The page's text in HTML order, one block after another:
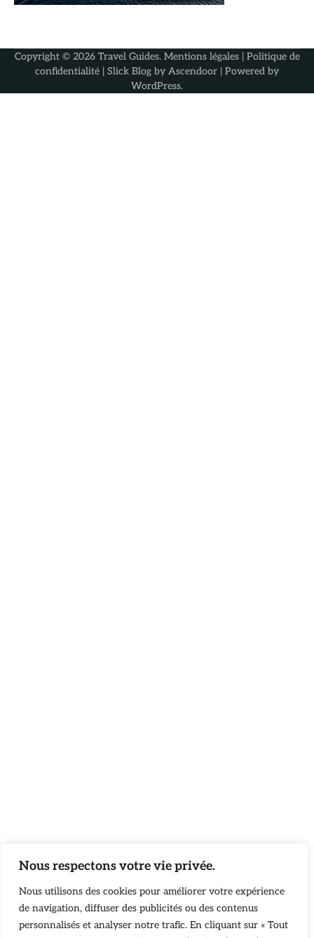
Nous respectons votre vie privée.
Nous utilisons des cookies pour améliorer votre expérience
de navigation, diffuser des publicités ou des contenus
personnalisés et analyser notre trafic. En cliquant sur « Tout
Copyright © 2026 Travel Guides. Mentions légales| Politique de
confidentialité | Slick Blog by Ascendoor | Powered by
WordPress.